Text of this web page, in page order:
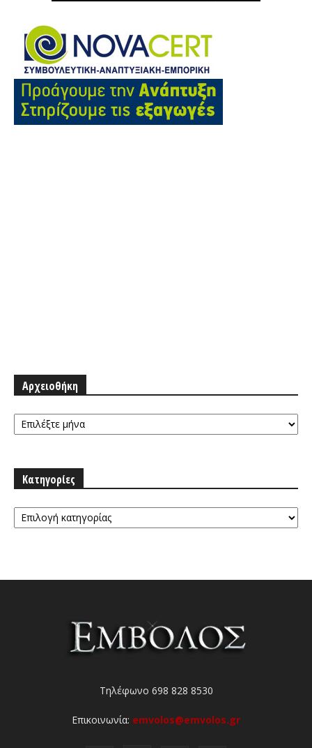
Αρχειοθήκη
Αρχειοθήκη
Κατηγορίες
Κατηγορίες
Τηλέφωνο 698 828 8530
Επικοινωνία: emvolos@emvolos.gr